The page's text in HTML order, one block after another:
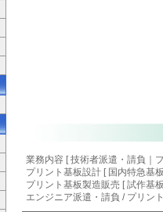
業務内容 [技術者派遣・請負
プリント基板設計 [ 国内特急基板
プリント基板製造販売 [ 試作基
エンジニア派遣・請負 / プリン